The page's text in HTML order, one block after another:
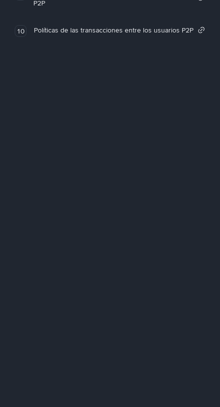
P2P
10 Políticas de las transacciones entre los usuarios P2P